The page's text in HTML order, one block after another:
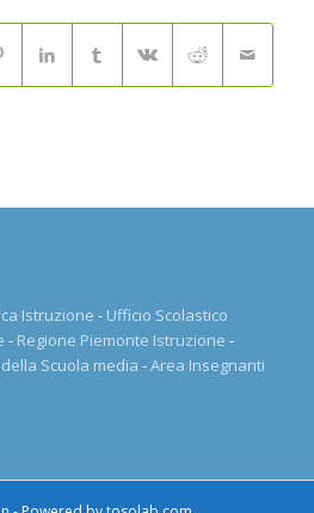
Istruzione - Ufficio Scolastico
- Regione Piemonte Istruzione -
Scuola media -Area Insegnanti